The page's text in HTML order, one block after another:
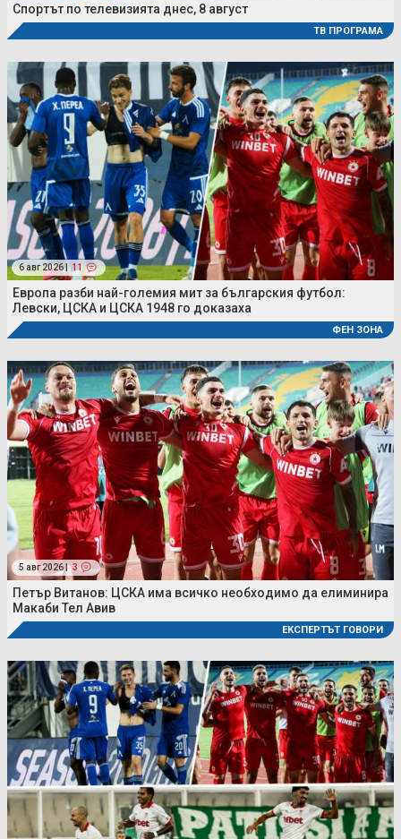
Спортът по телевизията днес, 8 август
ТВ ПРОГРАМА
6 авг 2026 | 11
Европа разби най-големия мит за българския футбол:
Левски, ЦСКА и ЦСКА 1948 го доказаха
ФЕН ЗОНА
5 авг 2026 | 3
Петър Витанов: ЦСКА има всичко необходимо да елиминира
Макаби Тел Авив
ЕКСПЕРТЪТ ГОВОРИ